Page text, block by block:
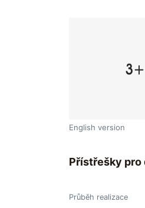
English version
Přístřešky pro
Průběh realizace